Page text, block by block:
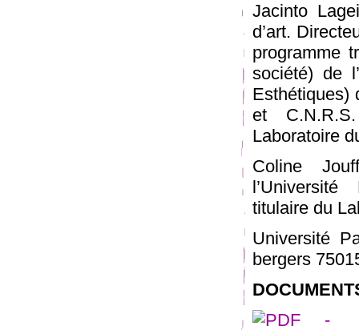
Jacinto
d’art.
programme
société) de
Esthétiques)
et
Laboratoire
Coline
titulaire du
Université
bergers